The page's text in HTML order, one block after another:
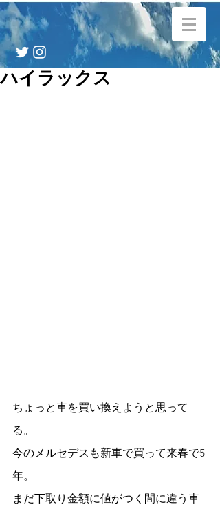
ハイラックス
ちょっと車を買い換えようと思って
る。
今のメルセデスも新車で買って来春で5
年。
まだ下取り金額に値がつく間に違う車